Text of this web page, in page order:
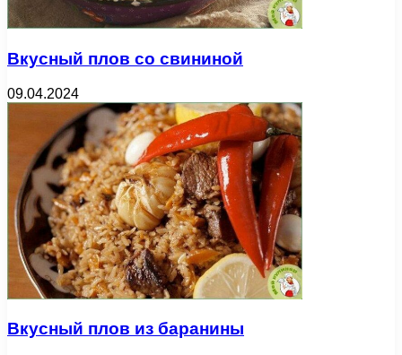
Вкусный плов со свининой
09.04.2024
Вкусный плов из баранины